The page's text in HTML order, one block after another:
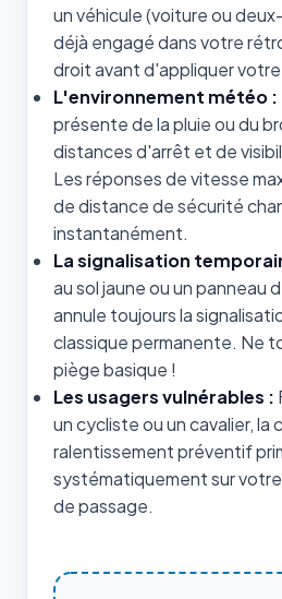
un véhicule (voiture ou
déjà engagé dans votre
droit avant d'appliquer
L'environnement météo :
présente de la pluie ou du
distances d'arrêt et de
Les réponses de vitesse
de distance de sécurité
instantanément.
La signalisation
au sol jaune ou un panneau
annule toujours la
classique permanente. Ne
piège basique !
Les usagers vulnérables :
un cycliste ou un cavalier, la
ralentissement préventif
systématiquement sur
de passage.